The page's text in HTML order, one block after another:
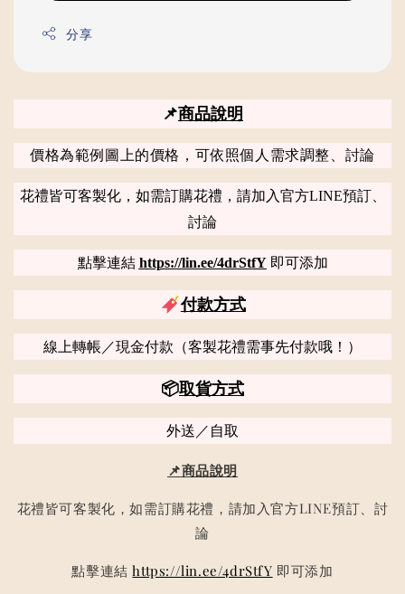
分享
📌商品說明
價格為範例圖上的價格，可依照個人需求調整、討論
花禮皆可客製化，如需訂購花禮，請加入官方LINE預訂、
討論
點擊連結 https://lin.ee/4drStfY即可添加
付款方式
線上轉帳／現金付款（客製花禮需事先付款哦！）
📦取貨方式
外送／自取
📌商品說明
花禮皆可客製化，如需訂購花禮，請加入官方LINE預訂、討
論
點擊連結https://lin.ee/4drStfY 即可添加